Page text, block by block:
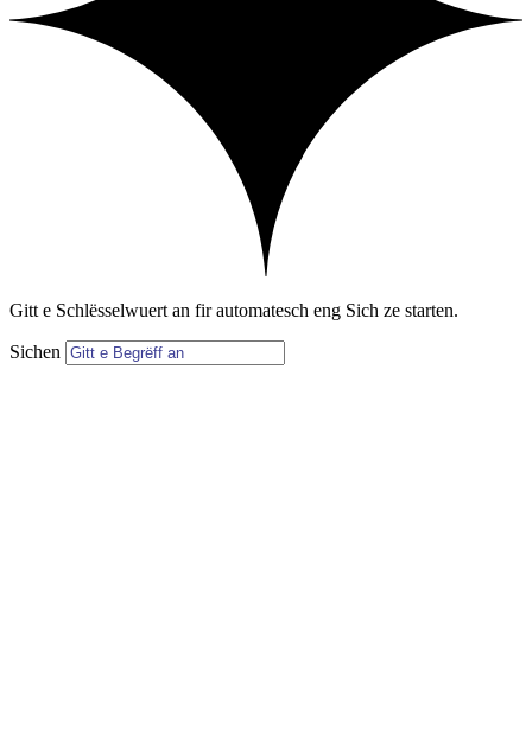
Gitt e Schlësselwuert an fir automatesch eng Sich ze starten.
Sichen